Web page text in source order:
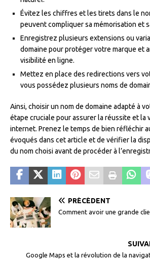
Évitez les chiffres et les tirets dans le
peuvent compliquer sa mémorisation et
Enregistrez plusieurs extensions ou
domaine pour protéger votre marque et
visibilité en ligne.
Mettez en place des redirections vers
vous possédez plusieurs noms de
Ainsi, choisir un nom de domaine adapté à
étape cruciale pour assurer la réussite et la
internet. Prenez le temps de bien réfléchir
évoqués dans cet article et de vérifier la
du nom choisi avant de procéder à
PRÉCÉDENT
Comment avoir une grande
Google Maps et la révolution de la